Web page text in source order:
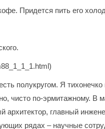
Придется пить его
полукругом. Я
чисто по-эрмитажному.
архитектор, главный
рядах – научные